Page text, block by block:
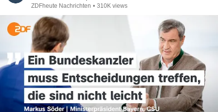
ZDFheute Nachrichten • 310K views